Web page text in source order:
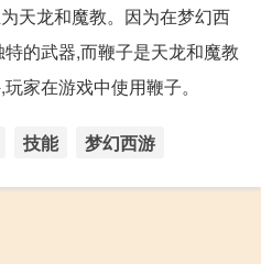
天龙和魔教。因为在梦幻西
的武器,而鞭子是天龙和魔教
家在游戏中使用鞭子。
技能 梦幻西游